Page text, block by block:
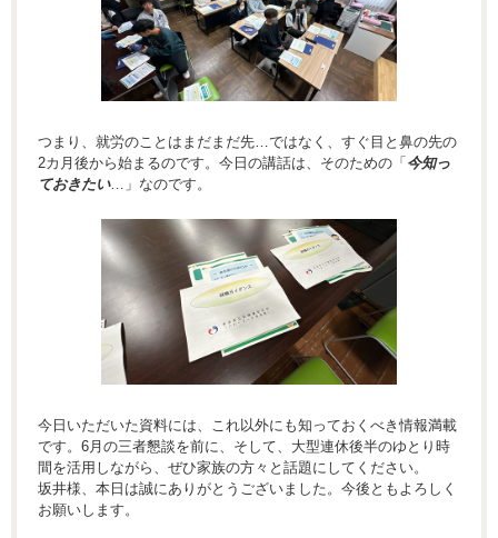
つまり、就労のことはまだまだ先…ではなく、すぐ目と鼻の先の
2カ月後から始まるのです。今日の講話は、そのための「今知っ
ておきたい…」なのです。
今日いただいた資料には、これ以外にも知っておくべき情報満載
です。6月の三者懇談を前に、そして、大型連休後半のゆとり時
間を活用しながら、ぜひ家族の方々と話題にしてください。
坂井様、本日は誠にありがとうございました。今後ともよろしく
お願いします。